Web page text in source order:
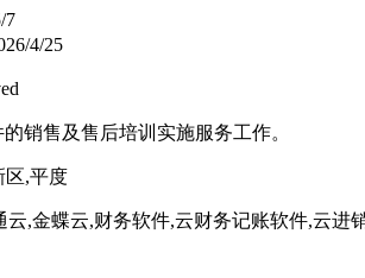
7
4/25
销售及售后培训实施服务工作。
区,平度
,金蝶云,财务软件,云财务记账软件,云进